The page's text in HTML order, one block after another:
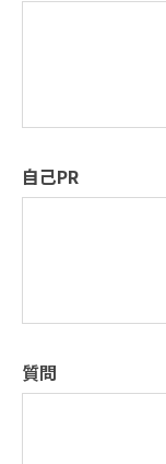
自己PR
質問